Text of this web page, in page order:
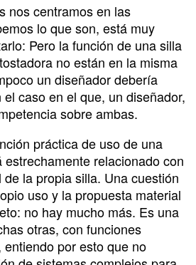
nos centramos en las
lo que son, está muy
Pero la función de una silla
no están en la misma
un diseñador debería
caso en el que, un diseñador,
sobre ambas.
práctica de uso de una
relacionado con
la propia silla. Una cuestión
uso y la propuesta material
no hay mucho más. Es una
otras, con funciones
por esto que no